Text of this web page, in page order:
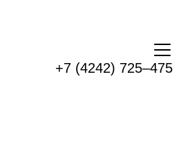
+7 (4242) 725–475